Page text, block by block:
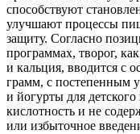
способствуют
улучшают процессы
защиту. Согласно
программах, творог,
и кальция, вводится с
грамм, с постепенным
и йогурты для
кислотность и не
или избыточное